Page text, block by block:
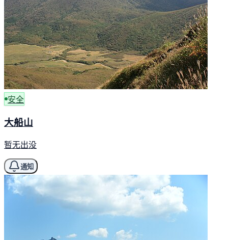
安全
大船山
暂无出没
通知